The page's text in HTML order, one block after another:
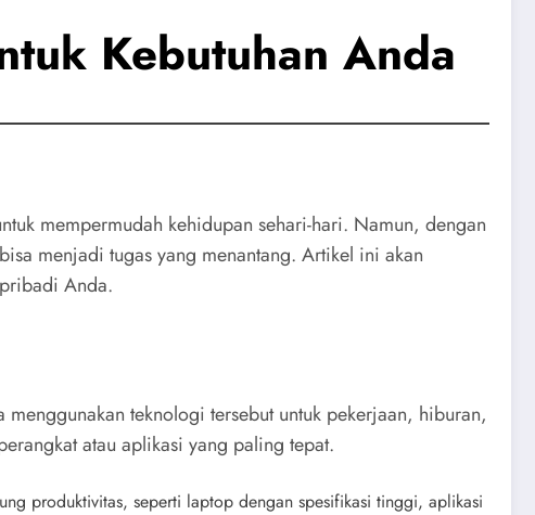
Kebutuhan Anda
mempermudah kehidupan sehari-hari. Namun, dengan
menjadi tugas yang menantang. Artikel ini akan
Anda.
teknologi tersebut untuk pekerjaan, hiburan,
atau aplikasi yang paling tepat.
produktivitas, seperti laptop dengan spesifikasi tinggi, aplikasi